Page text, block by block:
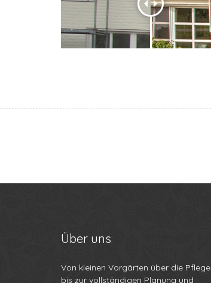
Über uns
Von kleinen Vorgärten über die Pflege
bis zur vollständigen Planung und